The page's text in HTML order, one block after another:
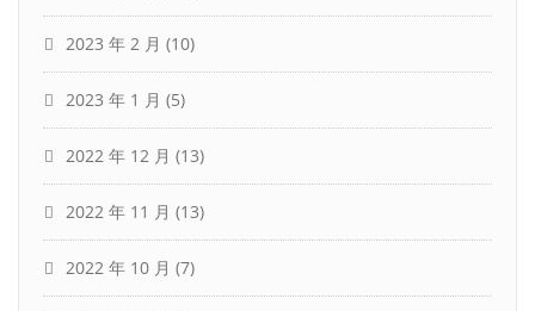
2023 年 2 月 (10)
2023 年 1 月 (5)
2022 年 12 月 (13)
2022 年 11 月 (13)
2022 年 10 月 (7)